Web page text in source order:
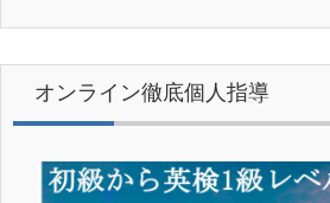
オンライン徹底個人指導